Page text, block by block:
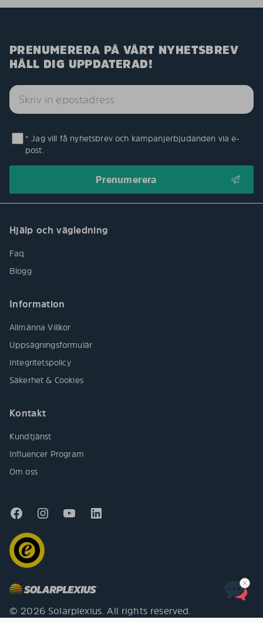
PRENUMERERA PÅ VÅRT NYHETSBREV
HÅLL DIG UPPDATERAD!
* Jag vill få nyhetsbrev och kampanjerbjudanden via e-
post.
Hjälp och vägledning
Faq
Blogg
Information
Allmänna Villkor
Uppsägningsformulär
Integritetspolicy
Säkerhet & Cookies
Kontakt
Kundtjänst
Influencer Program
Om oss
© 2026 Solarplexius. All rights reserved.